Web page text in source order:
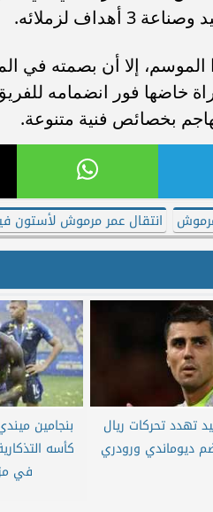
لزملائه.
الموسم، إلا أن بصمته في
7 أهداف في 16 مباراة خاضها فور
بخصائص فنية متنوعة.
انتقال عمر مرموش لأستون
تهدد تحركات ريال
ديوماندي ورودري
بنجامين
في